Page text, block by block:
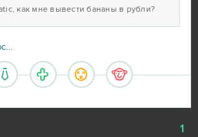
как мне вывести бананы в рубли?
1